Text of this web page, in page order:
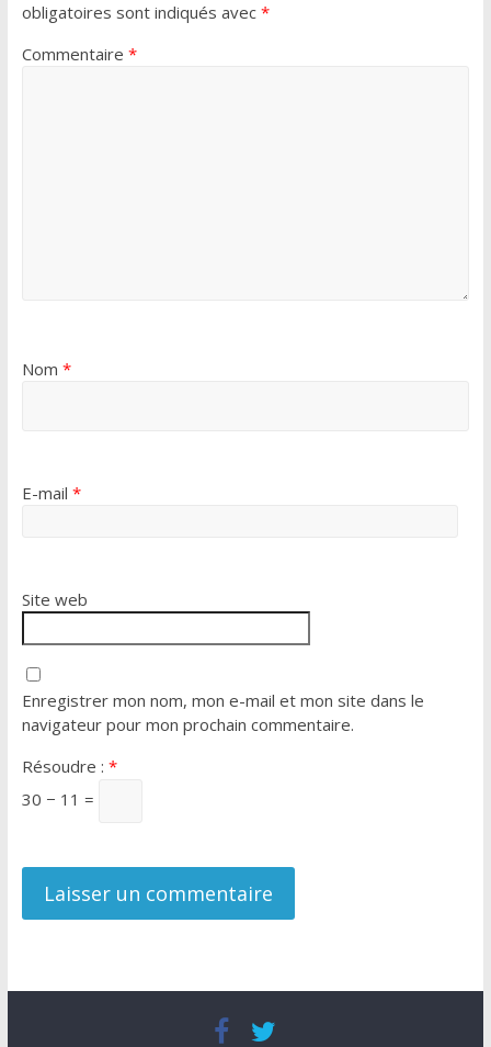
obligatoires sont indiqués avec *
Commentaire *
Nom *
E-mail *
Site web
Enregistrer mon nom, mon e-mail et mon site dans le
navigateur pour mon prochain commentaire.
Résoudre : *
30 − 11 =